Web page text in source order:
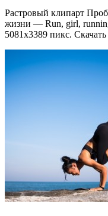
Растровый клипарт
жизни — Run, girl,
5081х3389 пикс. Скачать